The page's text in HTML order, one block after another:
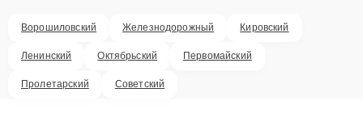
Ворошиловский Железнодорожный Кировский
Ленинский Октябрьский Первомайский
Пролетарский Советский